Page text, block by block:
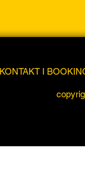
KONTAKT I